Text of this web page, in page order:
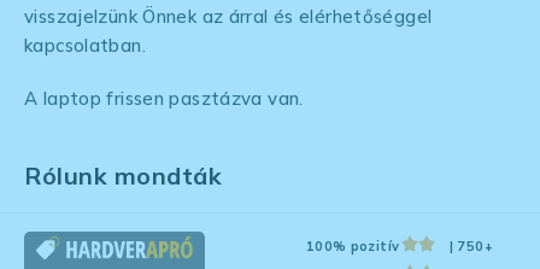
visszajelzünk Önnek az árral és elérhetőséggel
kapcsolatban.
A laptop frissen pasztázva van.
Rólunk mondták
100% pozitív
| 750+